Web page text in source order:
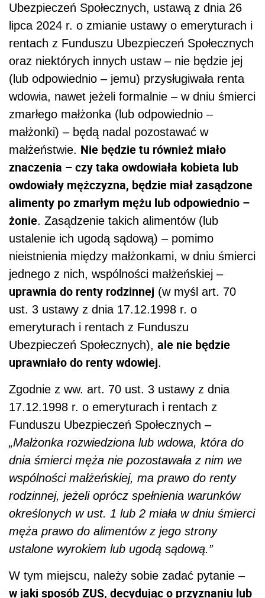
Ubezpieczeń Społecznych, ustawą z dnia 26
lipca 2024 r. o zmianie ustawy o emeryturach i
rentach z Funduszu Ubezpieczeń Społecznych
oraz niektórych innych ustaw – nie będzie jej
(lub odpowiednio – jemu) przysługiwała renta
wdowia, nawet jeżeli formalnie – w dniu śmierci
zmarłego małżonka (lub odpowiednio –
małżonki) – będą nadal pozostawać w
małżeństwie. Nie będzie tu również miało
znaczenia – czy taka owdowiała kobieta lub
owdowiały mężczyzna, będzie miał zasądzone
alimenty po zmarłym mężu lub odpowiednio –
żonie. Zasądzenie takich alimentów (lub
ustalenie ich ugodą sądową) – pomimo
nieistnienia między małżonkami, w dniu śmierci
jednego z nich, wspólności małżeńskiej –
uprawnia do renty rodzinnej (w myśl art. 70
ust. 3 ustawy z dnia 17.12.1998 r. o
emeryturach i rentach z Funduszu
Ubezpieczeń Społecznych), ale nie będzie
uprawniało do renty wdowiej.
Zgodnie z ww. art. 70 ust. 3 ustawy z dnia
17.12.1998 r. o emeryturach i rentach z
Funduszu Ubezpieczeń Społecznych –
„Małżonka rozwiedziona lub wdowa, która do
dnia śmierci męża nie pozostawała z nim we
wspólności małżeńskiej, ma prawo do renty
rodzinnej, jeżeli oprócz spełnienia warunków
określonych w ust. 1 lub 2 miała w dniu śmierci
męża prawo do alimentów z jego strony
ustalone wyrokiem lub ugodą sądową.”
W tym miejscu, należy sobie zadać pytanie –
w jaki sposób ZUS, decydując o przyznaniu lub